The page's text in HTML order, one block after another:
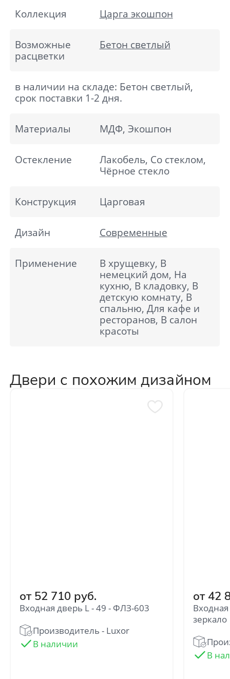
Коллекция Царга экошпон
Возможные
расцветки
Бетон светлый
в наличии на складе: Бетон светлый,
срок поставки 1-2 дня.
Материалы МДФ, Экошпон
Остекление
Лакобель, Со стеклом,
Чёрное стекло
Конструкция Царговая
Дизайн Современные
Применение
В хрущевку, В
немецкий дом, На
кухню, В кладовку, В
детскую комнату, В
спальню, Для кафе и
ресторанов, В салон
красоты
Двери с похожим дизайном
от 52 710 руб.
Входная дверь L - 49 - ФЛЗ-603
Производитель - Luxor
от 42
зеркало